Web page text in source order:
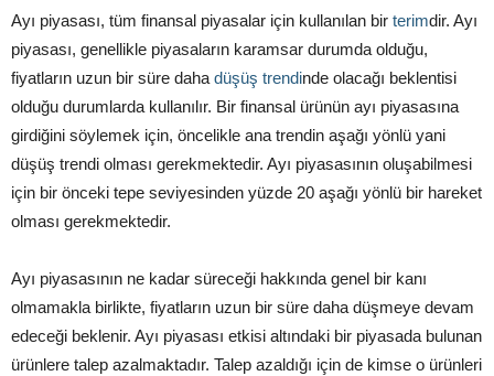
Ayı piyasası, tüm finansal piyasalar için kullanılan bir terimdir. Ayı
piyasası, genellikle piyasaların karamsar durumda olduğu,
fiyatların uzun bir süre daha düşüş trendinde olacağı beklentisi
olduğu durumlarda kullanılır. Bir finansal ürünün ayı piyasasına
girdiğini söylemek için, öncelikle ana trendin aşağı yönlü yani
düşüş trendi olması gerekmektedir. Ayı piyasasının oluşabilmesi
için bir önceki tepe seviyesinden yüzde 20 aşağı yönlü bir hareket
olması gerekmektedir.
Ayı piyasasının ne kadar süreceği hakkında genel bir kanı
olmamakla birlikte, fiyatların uzun bir süre daha düşmeye devam
edeceği beklenir. Ayı piyasası etkisi altındaki bir piyasada bulunan
ürünlere talep azalmaktadır. Talep azaldığı için de kimse o ürünleri